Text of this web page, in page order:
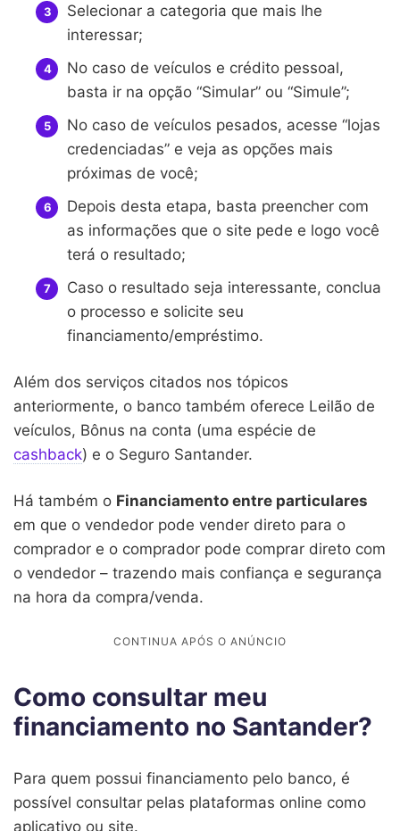
Selecionar a categoria que mais lhe
interessar;
No caso de veículos e crédito pessoal,
basta ir na opção “Simular” ou “Simule”;
No caso de veículos pesados, acesse “lojas
credenciadas” e veja as opções mais
próximas de você;
Depois desta etapa, basta preencher com
as informações que o site pede e logo você
terá o resultado;
Caso o resultado seja interessante, conclua
o processo e solicite seu
financiamento/empréstimo.
Além dos serviços citados nos tópicos
anteriormente, o banco também oferece Leilão de
veículos, Bônus na conta (uma espécie de
cashback) e o Seguro Santander.
Há também o Financiamento entre particulares
em que o vendedor pode vender direto para o
comprador e o comprador pode comprar direto com
o vendedor – trazendo mais confiança e segurança
na hora da compra/venda.
Como consultar meu
financiamento no Santander?
Para quem possui financiamento pelo banco, é
possível consultar pelas plataformas online como
aplicativo ou site.